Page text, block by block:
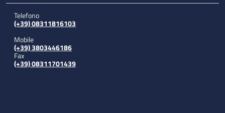
Telefono
(+39) 08311816103
Mobile
(+39) 3803446186
Fax
(+39) 08311701439